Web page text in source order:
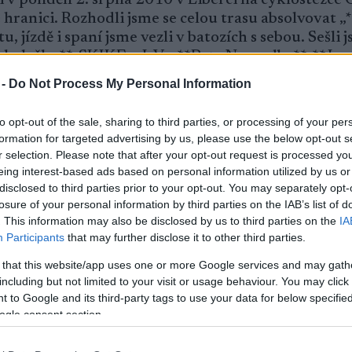
Do Not Process My Personal Information
opt-out of the sale, sharing to third parties, or processing of your
for targeted advertising by us, please use the below opt-out
selection. Please note that after your opt-out request is processed
interest-based ads based on personal information utilized by us
to third parties prior to your opt-out. You may separately
of your personal information by third parties on the IAB’s list of
This information may also be disclosed by us to third parties on the
Participants that may further disclose it to other third parties.
that this website/app uses one or more Google services and may
but not limited to your visit or usage behaviour. You may
to Google and its third-party tags to use your data for below
consent section.
Rozhodli jsme se celou trasu absolvovat
jízdě i spaní jsme vezli v batozích s sebou. Sešli
SKIKE a JoVe: **Petr Nesvadba**,
v Görlitzu připojili dva kamarádi z Jablonce na
hmotnost batohu na zádech do 8 kg
vznikaly problémy, proto jsme se nakonec
měli občasné problémy se zdoláváním dlažby a
a písčitých cestách, ale i s těmito
nás zdržel silný liják, jsme ujeli pouze 76 km.
bezproblémová jízda po celou dobu cesty. Za
lyže SKIKE, 1x lyže JOVE), 1 x zlomená hůl, P.
km došlo k zadření jednoho z nich.
jednoznačně potvrdilo, že na kolečkových